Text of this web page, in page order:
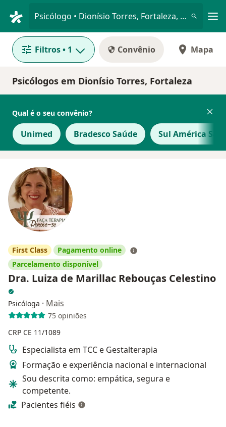
Psicólogo • Dionísio Torres, Fortaleza, Ceará CE
Filtros• 1 Convênio Mapa
Psicólogos em Dionísio Torres, Fortaleza
Qual é o seu convênio?
Unimed Bradesco Saúde Sul América
First Class
Pagamento online
Parcelamento disponível
Dra. Luiza de Marillac Rebouças Celestino
Psicóloga · Mais
75 opiniões
CRP CE 11/1089
Especialista em TCC e Gestalterapia
Formação e experiência nacional e internacional
Sou descrita como: empática, segura e
competente.
Pacientes fiéis